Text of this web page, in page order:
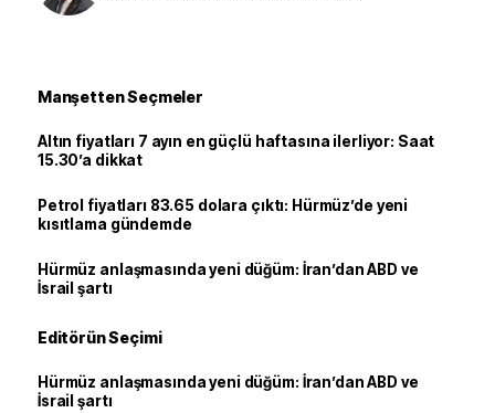
Manşetten Seçmeler
Altın fiyatları 7 ayın en güçlü haftasına ilerliyor: Saat
15.30’a dikkat
Petrol fiyatları 83.65 dolara çıktı: Hürmüz’de yeni
kısıtlama gündemde
Hürmüz anlaşmasında yeni düğüm: İran’dan ABD ve
İsrail şartı
Editörün Seçimi
Hürmüz anlaşmasında yeni düğüm: İran’dan ABD ve
İsrail şartı